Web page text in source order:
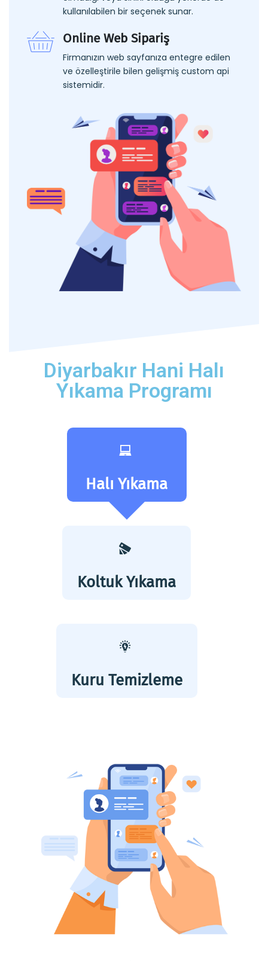
kullanılabilen bir seçenek sunar.
Online Web Sipariş
Firmanızın web sayfanıza entegre edilen
ve özelleştirile bilen gelişmiş custom api
sistemidir.
Diyarbakır Hani Halı
Yıkama Programı
Halı Yıkama
Koltuk Yıkama
Kuru Temizleme